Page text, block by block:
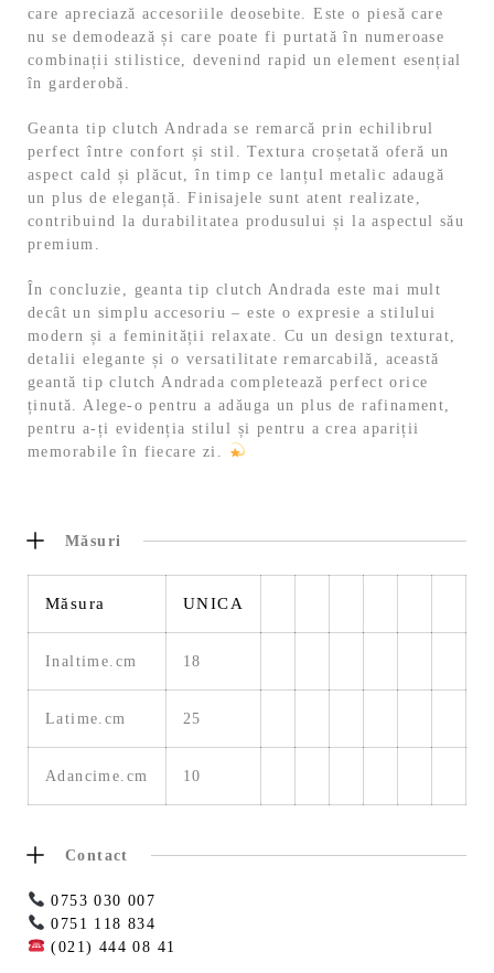
care apreciază accesoriile deosebite. Este o piesă care
nu se demodează și care poate fi purtată în numeroase
combinații stilistice, devenind rapid un element esențial
în garderobă.
Geanta tip clutch Andrada se remarcă prin echilibrul
perfect între confort și stil. Textura croșetată oferă un
aspect cald și plăcut, în timp ce lanțul metalic adaugă
un plus de eleganță. Finisajele sunt atent realizate,
contribuind la durabilitatea produsului și la aspectul său
premium.
În concluzie, geanta tip clutch Andrada este mai mult
decât un simplu accesoriu – este o expresie a stilului
modern și a feminității relaxate. Cu un design texturat,
detalii elegante și o versatilitate remarcabilă, această
geantă tip clutch Andrada completează perfect orice
ținută. Alege-o pentru a adăuga un plus de rafinament,
pentru a-ți evidenția stilul și pentru a crea apariții
memorabile în fiecare zi.
Măsuri
Măsura UNICA
Inaltime.cm 18
Latime.cm 25
Adancime.cm 10
Contact
0753 030 007
0751 118 834
(021) 444 08 41